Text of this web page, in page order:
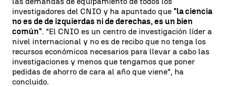
investigadores del CNIO y ha apuntado que "la ciencia
no es de de izquierdas ni de derechas, es un bien
común". "El CNIO es un centro de investigación líder a
nivel internacional y no es de recibo que no tenga los
recursos económicos necesarios para llevar a cabo las
investigaciones y menos que tengamos que poner
pedidas de ahorro de cara al año que viene", ha
concluido.